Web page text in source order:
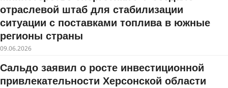
отраслевой штаб для стабилизации
ситуации с поставками топлива в южные
регионы страны
09.06.2026
Сальдо заявил о росте инвестиционной
привлекательности Херсонской области